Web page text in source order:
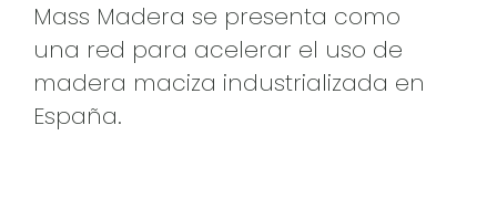
Mass Madera se presenta como
una red para acelerar el uso de
madera maciza industrializada en
España.